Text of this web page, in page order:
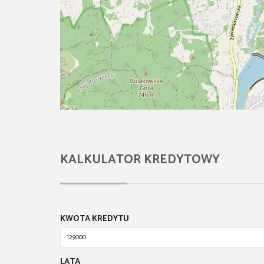
KALKULATOR KREDYTOWY
KWOTA KREDYTU